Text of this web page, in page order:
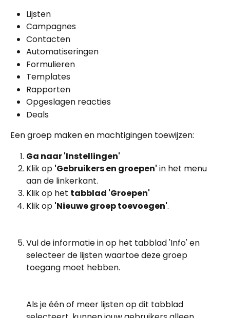
Lijsten
Campagnes
Contacten
Automatiseringen
Formulieren
Templates
Rapporten
Opgeslagen reacties
Deals
Een groep maken en machtigingen toewijzen:
Ga naar 'Instellingen'
Klik op 'Gebruikers en groepen' in het menu
aan de linkerkant.
Klik op het tabblad 'Groepen'
Klik op 'Nieuwe groep toevoegen'.
Vul de informatie in op het tabblad 'Info' en
selecteer de lijsten waartoe deze groep
toegang moet hebben.
Als je één of meer lijsten op dit tabblad